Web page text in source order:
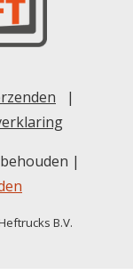
|
|
B.V.